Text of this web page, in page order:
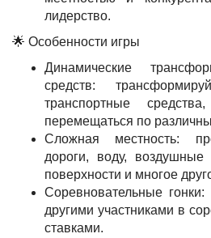
лидерство.
🌟 Особенности игры
Динамические
средств:
транспортные
перемещаться по
Сложная местность:
дороги, воду, воздушные
поверхности и многое
Соревновательные
другими участниками в
ставками.